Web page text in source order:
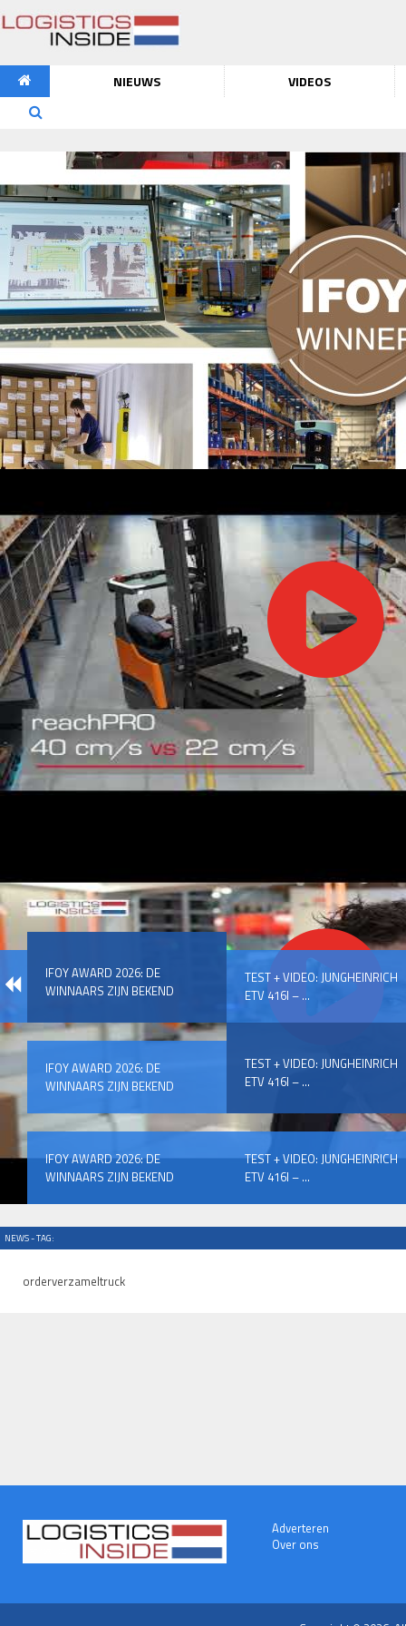
NIEUWS VIDEOS
IFOY AWARD 2026: DE
WINNAARS ZIJN BEKEND
TEST + VIDEO: JUNGHEINRICH
ETV 416I – ...
IFOY AWARD 2026: DE
WINNAARS ZIJN BEKEND
TEST + VIDEO: JUNGHEINRICH
ETV 416I – ...
IFOY AWARD 2026: DE
WINNAARS ZIJN BEKEND
TEST + VIDEO: JUNGHEINRICH
ETV 416I – ...
NEWS - TAG:
orderverzameltruck
Adverteren
Over ons